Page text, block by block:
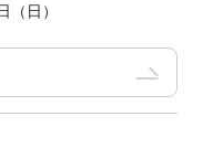
日）